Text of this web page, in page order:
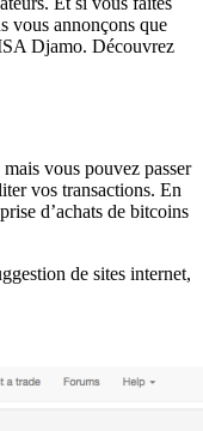
vous annonçons que
Djamo. Découvrez
vous pouvez passer
vos transactions. En
d’achats de bitcoins
de sites internet,